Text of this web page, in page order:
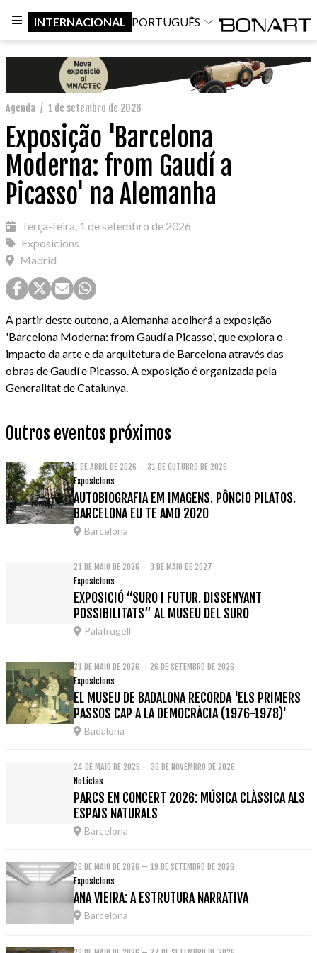
INTERNACIONAL PORTUGUÊS
Agenda / 1 de setembro de 2026
Exposição 'Barcelona
Moderna: from Gaudí a
Picasso' na Alemanha
Terça-feira, 1 de setembro de 2026
Exposicions
Madrid
A partir deste outono, a Alemanha acolherá a exposição
'Barcelona Moderna: from Gaudí a Picasso', que explora o
impacto da arte e da arquitetura de Barcelona através das
obras de Gaudí e Picasso. A exposição é organizada pela
Generalitat de Catalunya.
Outros eventos próximos
1 DE ABRIL DE 2026 – 31 DE OUTUBRO DE 2026
Exposicions
AUTOBIOGRAFIA EM IMAGENS. PÔNCIO PILATOS.
BARCELONA EU TE AMO 2020
Barcelona
21 DE MAIO DE 2026 – 9 DE MAIO DE 2027
Exposicions
EXPOSICIÓ “SURO I FUTUR. DISSENYANT
POSSIBILITATS” AL MUSEU DEL SURO
Palafrugell
21 DE MAIO DE 2026 – 26 DE SETEMBRO DE 2026
Exposicions
EL MUSEU DE BADALONA RECORDA 'ELS PRIMERS
PASSOS CAP A LA DEMOCRÀCIA (1976-1978)'
Badalona
24 DE MAIO DE 2026 – 30 DE NOVEMBRO DE 2026
Notícias
PARCS EN CONCERT 2026: MÚSICA CLÀSSICA ALS
ESPAIS NATURALS
Barcelona
26 DE MAIO DE 2026 – 19 DE SETEMBRO DE 2026
Exposicions
ANA VIEIRA: A ESTRUTURA NARRATIVA
Barcelona